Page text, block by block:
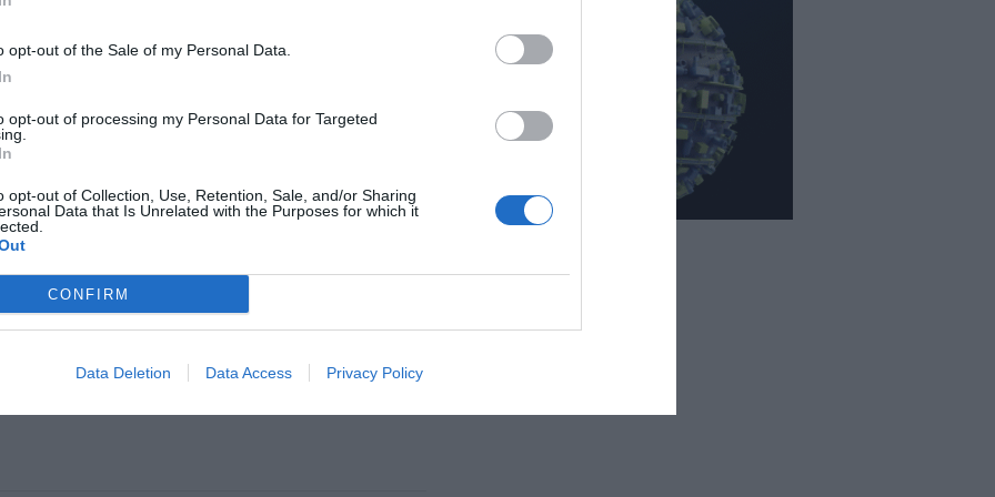
opt-out of the Sale of my Personal Data.
opt-out of processing my Personal Data for Targeted
opt-out of Collection, Use, Retention, Sale, and/or Sharing
Data that Is Unrelated with the Purposes for which it
CONFIRM
Data Deletion Data Access Privacy Policy
escenario en la distribución del
inversión de 9 millones de euros
Y SECTOR
Poles cumple su primer año y